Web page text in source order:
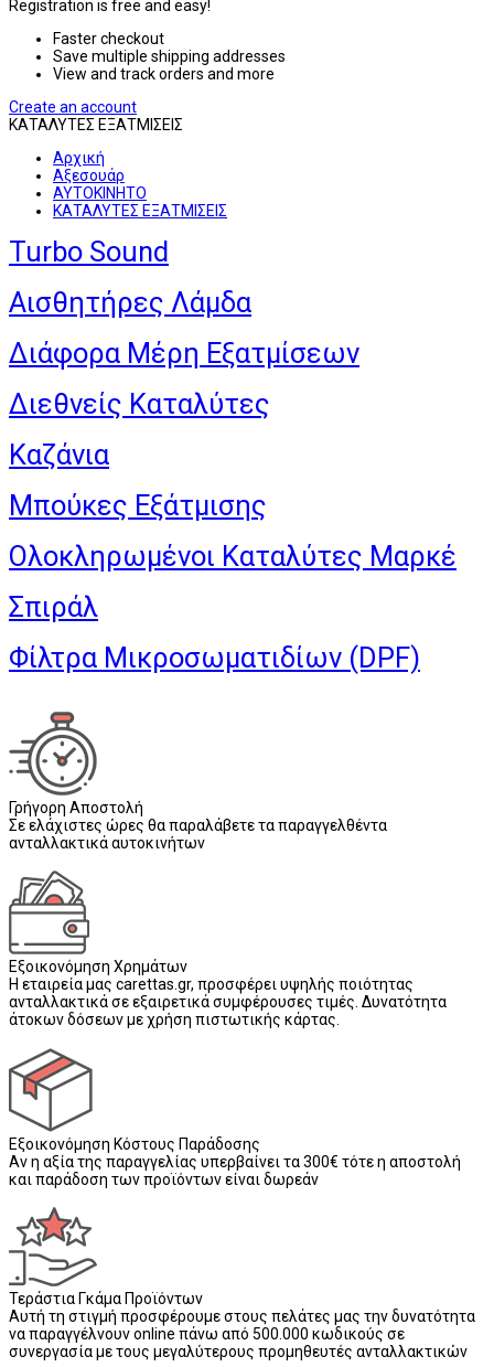
Registration is free and easy!
Faster checkout
Save multiple shipping addresses
View and track orders and more
Create an account
ΚΑΤΑΛΥΤΕΣ ΕΞΑΤΜΙΣΕΙΣ
Αρχική
Αξεσουάρ
ΑΥΤΟΚΙΝΗΤΟ
ΚΑΤΑΛΥΤΕΣ ΕΞΑΤΜΙΣΕΙΣ
Turbo Sound
Αισθητήρες Λάμδα
Διάφορα Μέρη Εξατμίσεων
Διεθνείς Καταλύτες
Καζάνια
Μπούκες Εξάτμισης
Ολοκληρωμένοι Καταλύτες Μαρκέ
Σπιράλ
Φίλτρα Μικροσωματιδίων (DPF)
Γρήγορη Αποστολή
Σε ελάχιστες ώρες θα παραλάβετε τα παραγγελθέντα
ανταλλακτικά αυτοκινήτων
Εξοικονόμηση Χρημάτων
Η εταιρεία μας carettas.gr, προσφέρει υψηλής ποιότητας
ανταλλακτικά σε εξαιρετικά συμφέρουσες τιμές. Δυνατότητα
άτοκων δόσεων με χρήση πιστωτικής κάρτας.
Εξοικονόμηση Κόστους Παράδοσης
Αν η αξία της παραγγελίας υπερβαίνει τα 300€ τότε η αποστολή
και παράδοση των προϊόντων είναι δωρεάν
Τεράστια Γκάμα Προϊόντων
Αυτή τη στιγμή προσφέρουμε στους πελάτες μας την δυνατότητα
να παραγγέλνουν online πάνω από 500.000 κωδικούς σε
συνεργασία με τους μεγαλύτερους προμηθευτές ανταλλακτικών